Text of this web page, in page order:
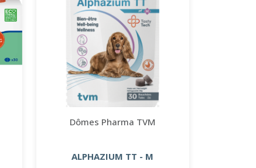
Dômes Pharma TVM
ALPHAZIUM TT - M